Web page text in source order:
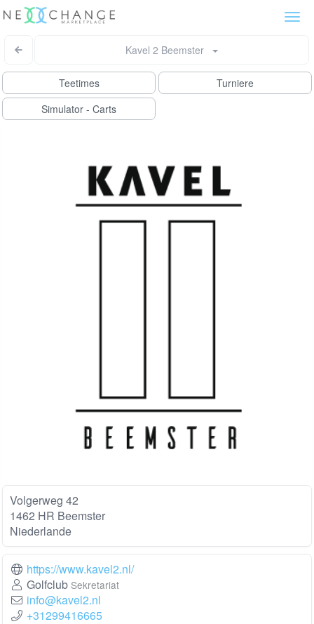
Kavel 2 Beemster
Teetimes
Turniere
Simulator - Carts
Volgerweg 42
1462 HR Beemster
Niederlande
https://www.kavel2.nl/
Golfclub Sekretariat
info@kavel2.nl
+31299416665